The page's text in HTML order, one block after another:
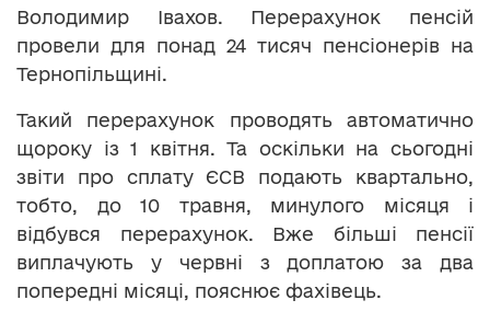
Володимир Івахов. Перерахунок пенсій
провели для понад 24 тисяч пенсіонерів на
Тернопільщині.
Такий перерахунок проводять автоматично
щороку із 1 квітня. Та оскільки на сьогодні
звіти про сплату ЄСВ подають квартально,
тобто, до 10 травня, минулого місяця і
відбувся перерахунок. Вже більші пенсії
виплачують у червні з доплатою за два
попередні місяці, пояснює фахівець.